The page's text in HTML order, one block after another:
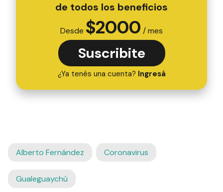
de todos los beneficios
Desde $2000 / mes
Suscribite
¿Ya tenés una cuenta? Ingresá
Alberto Fernández Coronavirus
Gualeguaychú